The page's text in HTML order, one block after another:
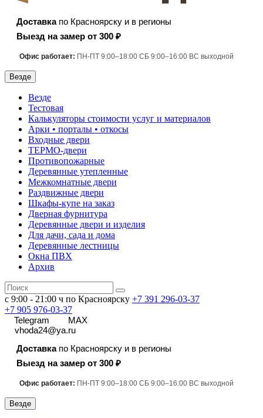
Доставкапо Красноярску и в регионы
Выезд на замер от 300 ₽
Офис работает: ПН-ПТ 9:00–18:00 СБ 9:00–16:00 ВС выходной
Везде
Везде
Тестовая
Калькуляторы стоимости услуг и материалов
Арки • порталы • откосы
Входные двери
ТЕРМО-двери
Противопожарные
Деревянные утепленные
Межкомнатные двери
Раздвижные двери
Шкафы-купе на заказ
Дверная фурнитура
Деревянные двери и изделия
Для дачи, сада и дома
Деревянные лестницы
Окна ПВХ
Архив
с 9:00 - 21:00 ч по Красноярску +7 391 296-03-37
+7 905 976-03-37
Telegram
MAX
vhoda24@ya.ru
Доставкапо Красноярску и в регионы
Выезд на замер от 300 ₽
Офис работает: ПН-ПТ 9:00–18:00 СБ 9:00–16:00 ВС выходной
Везде